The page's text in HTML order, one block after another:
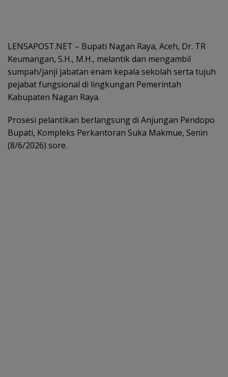
LENSAPOST.NET – Bupati Nagan Raya, Aceh, Dr. TR
Keumangan, S.H., M.H., melantik dan mengambil
sumpah/janji jabatan enam kepala sekolah serta tujuh
pejabat fungsional di lingkungan Pemerintah
Kabupaten Nagan Raya.
Prosesi pelantikan berlangsung di Anjungan Pendopo
Bupati, Kompleks Perkantoran Suka Makmue, Senin
(8/6/2026) sore.